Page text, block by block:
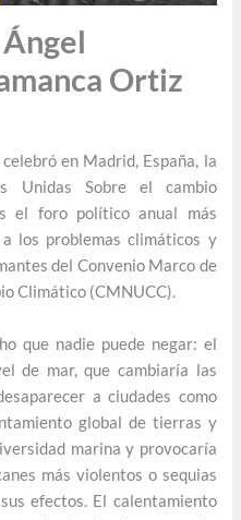
Ortiz
en Madrid, España, la
Unidas Sobre el cambio
el foro político anual más
los problemas climáticos y
del Convenio Marco de
Climático (CMNUCC).
que nadie puede negar: el
de mar, que cambiaría las
a ciudades como
global de tierras y
marina y provocaría
más violentos o sequias
efectos. El calentamiento